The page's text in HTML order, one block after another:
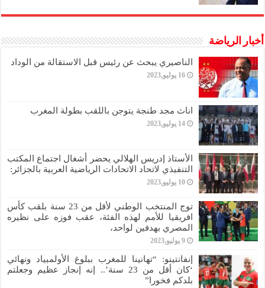
أخبار الرياضة
الناصيري يبحث عن رئيس قبل الاستقالة من الوداد
16 يوليو,2023
اناث مجد طنجة يتوجن باللقب بطولة المغرب
14 يوليو,2023
الأستاذ إدريس الهلالي يحضر أشغال اجتماع المكتب
التنفيذي لاتحاد الاتحادات الرياضية العربية بالجزائر:
10 يوليو,2023
توج المنتخب الوطني لأقل من 23 سنة بلقب كأس
افريقيا للأمم لهذه الفئة، عقب فوزه على نظيره
المصري بهدفين لواحد،
9 يوليو,2023
إنفانتينو: “تهانينا للمغرب ببلوغ الأولمبياد ونهائي
‘كان أقل من 23 سنة’.. إنه إنجاز عظيم وجعلتم
بلدكم فخورا”